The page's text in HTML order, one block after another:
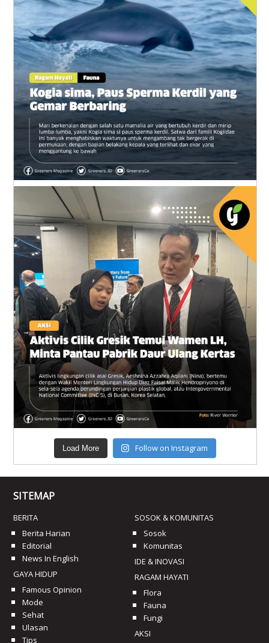
Load More Follow on Instagram
SITEMAP
BERITA
Berita Harian
Editorial
News In English
GAYA HIDUP
Famous Opinion
Mode
Sehat
Ulasan
Tips
SOSOK & KOMUNITAS
Sosok
Komunitas
IDE & INOVASI
RAGAM HAYATI
Flora
Fauna
Fungi
AKSI